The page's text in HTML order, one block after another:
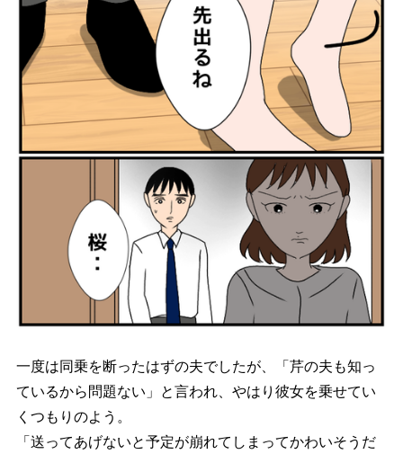
一度は同乗を断ったはずの夫でしたが、「芹の夫も知っ
ているから問題ない」と言われ、やはり彼女を乗せてい
くつもりのよう。
「送ってあげないと予定が崩れてしまってかわいそうだ